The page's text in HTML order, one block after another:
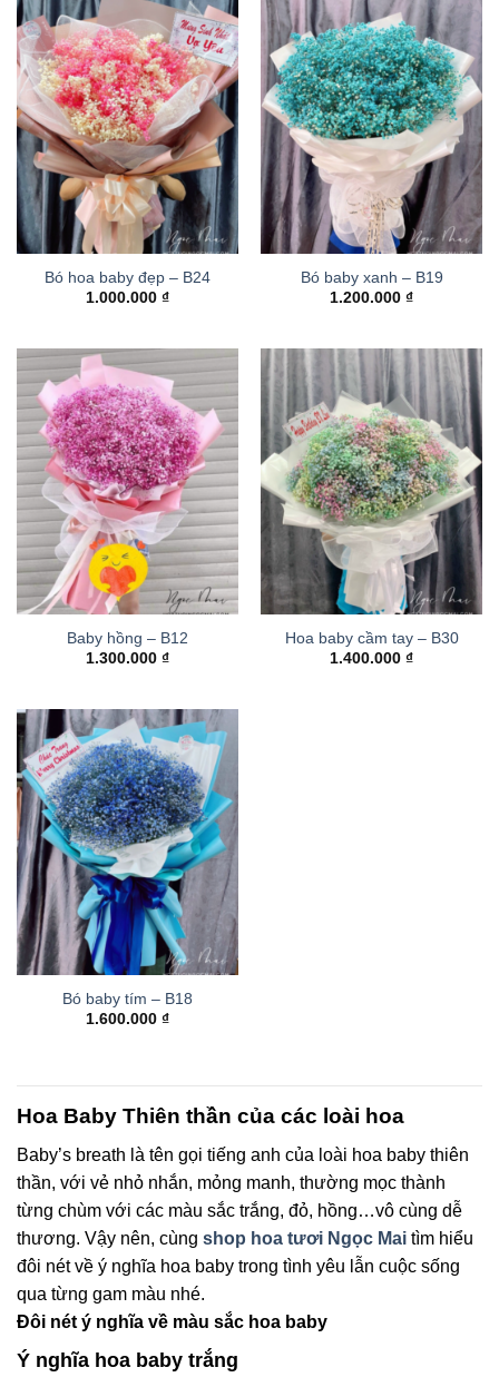
Bó hoa baby đẹp – B24
1.000.000 ₫
Bó baby xanh – B19
1.200.000 ₫
Baby hồng – B12
1.300.000 ₫
Hoa baby cầm tay – B30
1.400.000 ₫
Bó baby tím – B18
1.600.000 ₫
Hoa Baby Thiên thần của các loài hoa
Baby’s breath là tên gọi tiếng anh của loài hoa baby thiên
thần, với vẻ nhỏ nhắn, mỏng manh, thường mọc thành
từng chùm với các màu sắc trắng, đỏ, hồng…vô cùng dễ
thương. Vậy nên, cùng shop hoa tươi Ngọc Mai tìm hiểu
đôi nét về ý nghĩa hoa baby trong tình yêu lẫn cuộc sống
qua từng gam màu nhé.
Đôi nét ý nghĩa về màu sắc hoa baby
Ý nghĩa hoa baby trắng